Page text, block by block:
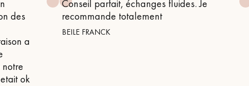
des
a
ok
Conseil parfait, échanges fluides. Je
recommande totalement
BEILE FRANCK